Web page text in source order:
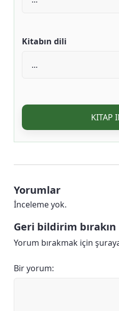
Kitabın dili
KITAP
Yorumlar
İnceleme yok.
Geri bildirim bırakın
Yorum bırakmak için
Bir yorum: